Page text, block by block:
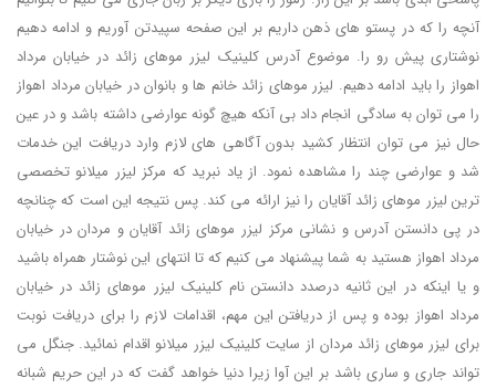
آنچه را که در پستو های ذهن داریم بر این صفحه سپیدتن آوریم و ادامه دهیم
نوشتاری پیش رو را. موضوع آدرس کلینیک لیزر موهای زائد در خیابان مرداد
اهواز را باید ادامه دهیم. لیزر موهای زائد خانم ها و بانوان در خیابان مرداد اهواز
را می توان به سادگی انجام داد بی آنکه هیچ گونه عوارضی داشته باشد و در عین
حال نیز می توان انتظار کشید بدون آگاهی های لازم وارد دریافت این خدمات
شد و عوارضی چند را مشاهده نمود. از یاد نبرید که مرکز لیزر میلانو تخصصی
ترین لیزر موهای زائد آقایان را نیز ارائه می کند. پس نتیجه این است که چنانچه
در پی دانستن آدرس و نشانی مرکز لیزر موهای زائد آقایان و مردان در خیابان
مرداد اهواز هستید به شما پیشنهاد می کنیم که تا انتهای این نوشتار همراه باشید
و یا اینکه در این ثانیه درصدد دانستن نام کلینیک لیزر موهای زائد در خیابان
مرداد اهواز بوده و پس از دریافتن این مهم، اقدامات لازم را برای دریافت نوبت
برای لیزر موهای زائد مردان از سایت کلینیک لیزر میلانو اقدام نمائید. جنگل می
تواند جاری و ساری باشد بر این آوا زیرا دنیا خواهد گفت که در این حریم شبانه